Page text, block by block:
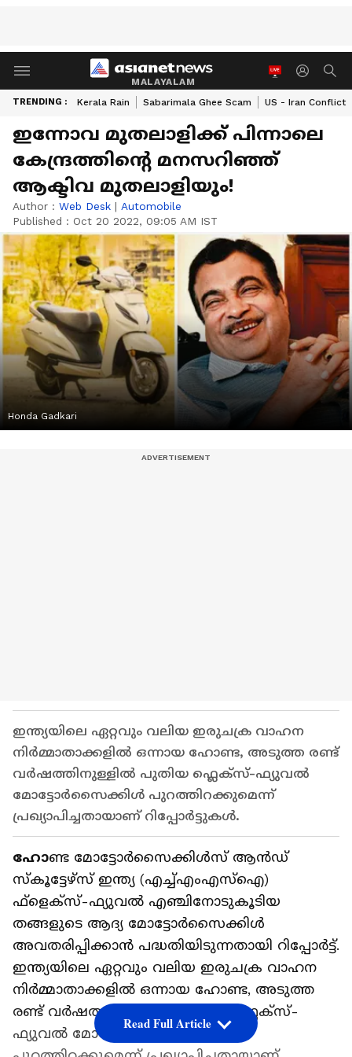
MALAYALAM
TRENDING : Kerala Rain Sabarimala Ghee Scam US - Iran Conflict
ഇന്നോവ മുതലാളിക്ക് പിന്നാലെ
കേന്ദ്രത്തിന്‍റെ മനസറിഞ്ഞ്
ആക്ടിവ മുതലാളിയും!
Author : Web Desk | Automobile
Published : Oct 20 2022, 09:05 AM IST
Honda Gadkari
ഇന്ത്യയിലെ ഏറ്റവും വലിയ ഇരുചക്ര വാഹന
നിർമ്മാതാക്കളിൽ ഒന്നായ ഹോണ്ട, അടുത്ത രണ്ട്
വർഷത്തിനുള്ളിൽ പുതിയ ഫ്ലെക്സ്-ഫ്യുവൽ
മോട്ടോർസൈക്കിൾ പുറത്തിറക്കുമെന്ന്
പ്രഖ്യാപിച്ചതായാണ് റിപ്പോര്‍ട്ടുകള്‍.
ഹോണ്ട മോട്ടോർസൈക്കിൾസ് ആൻഡ്
സ്കൂട്ടേഴ്സ് ഇന്ത്യ (എച്ച്എംഎസ്ഐ)
ഫ്ളെക്സ്-ഫ്യുവൽ എഞ്ചിനോടുകൂടിയ
തങ്ങളുടെ ആദ്യ മോട്ടോർസൈക്കിൾ
അവതരിപ്പിക്കാൻ പദ്ധതിയിടുന്നതായി റിപ്പോര്‍ട്ട്.
ഇന്ത്യയിലെ ഏറ്റവും വലിയ ഇരുചക്ര വാഹന
നിർമ്മാതാക്കളിൽ ഒന്നായ ഹോണ്ട, അടുത്ത
രണ്ട് വർഷത്തിനുള്ളിൽ പുതിയ ഫ്ലെക്സ്-
ഫ്യുവൽ മോട്ടോർസൈക്കിൾ
Read Full Article